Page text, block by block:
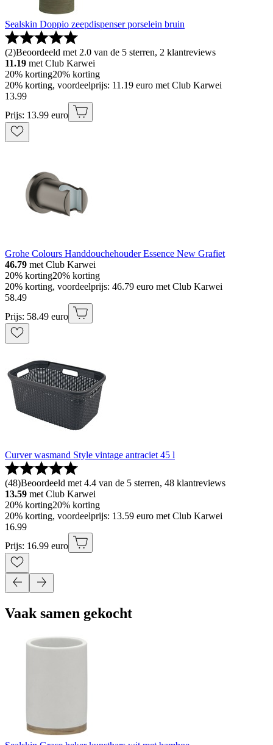
Sealskin Doppio zeepdispenser porselein bruin
(2)Beoordeeld met 2.0 van de 5 sterren, 2 klantreviews
11.19 met Club Karwei
20% korting20% korting
20% korting, voordeelprijs: 11.19 euro met Club Karwei
13.99
Prijs: 13.99 euro
Grohe Colours Handdouchehouder Essence New Grafiet
46.79 met Club Karwei
20% korting20% korting
20% korting, voordeelprijs: 46.79 euro met Club Karwei
58.49
Prijs: 58.49 euro
Curver wasmand Style vintage antraciet 45 l
(48)Beoordeeld met 4.4 van de 5 sterren, 48 klantreviews
13.59 met Club Karwei
20% korting20% korting
20% korting, voordeelprijs: 13.59 euro met Club Karwei
16.99
Prijs: 16.99 euro
Vaak samen gekocht